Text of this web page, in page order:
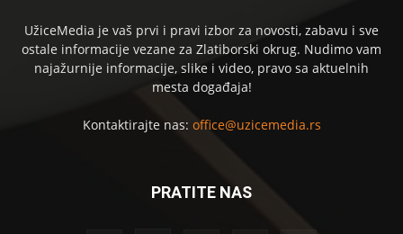
UžiceMedia je vaš prvi i pravi izbor za novosti, zabavu i sve
ostale informacije vezane za Zlatiborski okrug. Nudimo vam
najažurnije informacije, slike i video, pravo sa aktuelnih
mesta događaja!
Kontaktirajte nas: office@uzicemedia.rs
PRATITE NAS